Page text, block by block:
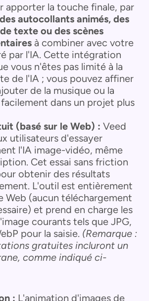
apporter la touche finale, par
des autocollants animés, des
texte ou des scènes
à combiner avec votre
par l'IA. Cette intégration
vous n'êtes pas limité à la
de l'IA ; vous pouvez affiner
de la musique ou la
dans un projet plus
(basé sur le Web) : Veed
utilisateurs d'essayer
l'IA image-vidéo, même
Cet essai sans friction
obtenir des résultats
L'outil est entièrement
Web (aucun téléchargement
et prend en charge les
courants tels que JPG,
pour la saisie. (Remarque :
gratuites incluront un
comme indiqué ci-
: L'animation d'images de